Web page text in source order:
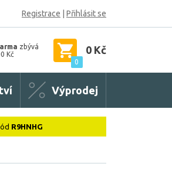
Registrace Přihlásit se
zbývá
Kč
0
0 Kč
Výprodej
R9HNHG